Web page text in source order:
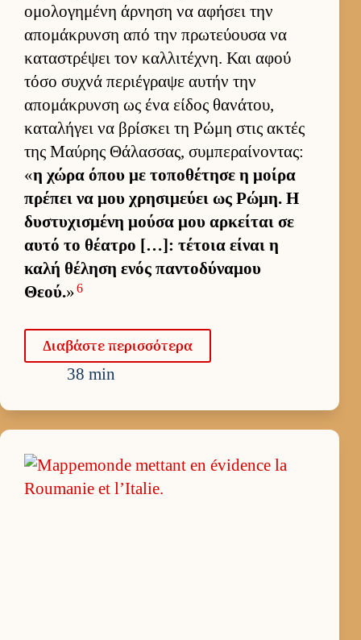
ομολογημένη άρ­νηση να αφήσει την
απομάκρυνση από την πρωτεύ­ουσα να
καταστρέψει τον καλ­λιτέχνη. Και αφού
τόσο συχνά περιέγραψε αυ­τήν την
απομάκρυνση ως ένα εί­δος θανάτου,
καταλήγει να βρίσκει τη Ρώμη στις ακτές
της Μαύ­ρης Θάλασ­σας, συμπεραί­νοντας:
«η χώρα όπου με τοποθέτησε η μοίρα
πρέπει να μου χρησιμεύει ως Ρώμη. Η
δυστυχισμένη μούσα μου αρ­κεί­ται σε
αυτό το θέατρο […]: τέτοια εί­ναι η
καλή θέληση ενός παντοδύναμου
Θεού.»6
Δια­βάστε περισ­σότερα
38 min